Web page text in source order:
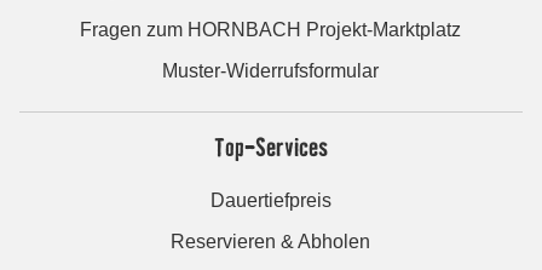
Fragen zum HORNBACH Projekt-Marktplatz
Muster-Widerrufsformular
Top-Services
Dauertiefpreis
Reservieren & Abholen